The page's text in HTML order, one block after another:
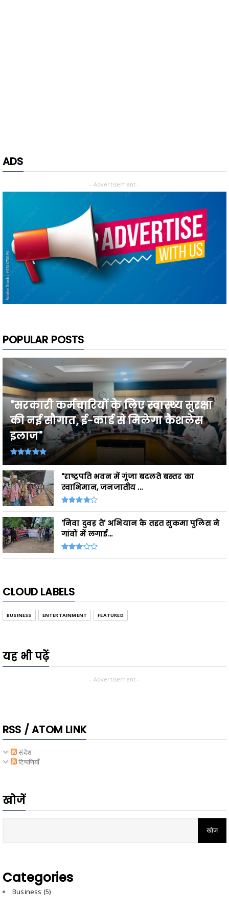
ADS
- Advertisement -
POPULAR POSTS
"सरकारी कर्मचारियों के लिए स्वास्थ्य सुरक्षा
की नई सौगात, ई-कार्ड से मिलेगा कैशलेस
इलाज"
"राष्ट्रपति भवन में गूंजा बदलते बस्तर का
स्वाभिमान, जनजातीय ...
'निवा दुवड़ ते' अभियान के तहत सुकमा पुलिस ने
गांवों में लगाई...
CLOUD LABELS
BUSINESS ENTERTAINMENT FEATURED
यह भी पढ़ें
- Advertisement -
RSS / ATOM LINK
संदेश
टिप्पणियाँ
खोजें
Categories
Business (5)